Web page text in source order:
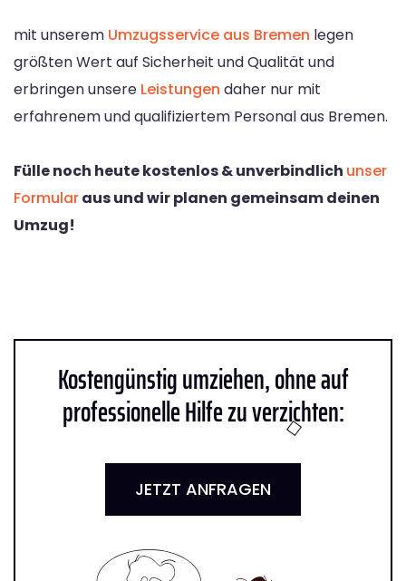
mit unserem Umzugsservice aus Bremen legen
größten Wert auf Sicherheit und Qualität und
erbringen unsere Leistungen daher nur mit
erfahrenem und qualifiziertem Personal aus Bremen.
Fülle noch heute kostenlos & unverbindlich unser
Formularaus und wir planen gemeinsam deinen
Umzug!
Kostengünstig umziehen, ohne auf
professionelle Hilfe zu verzichten:
JETZT ANFRAGEN